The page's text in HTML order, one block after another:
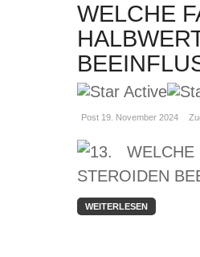
WELCHE
Post 19. November 2024
WEITERLESEN